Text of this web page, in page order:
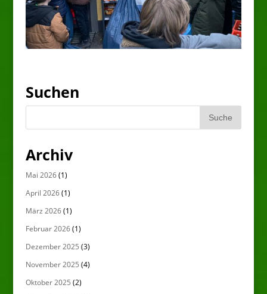
Suchen
Archiv
Mai 2026(1)
April 2026(1)
März 2026(1)
Februar 2026(1)
Dezember 2025 (3)
November 2025 (4)
Oktober 2025 (2)